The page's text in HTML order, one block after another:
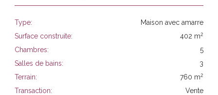
Type:
Maison avec amarre
Surface construite:
402 m2
Chambres:
5
Salles de bains:
3
Terrain:
760 m2
Transaction:
Vente